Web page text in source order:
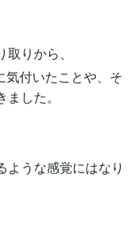
りから、
気付いたことや、そ
した。
ような感覚にはなり